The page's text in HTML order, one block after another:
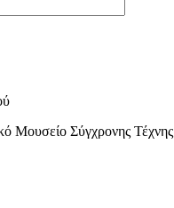
Μουσείο Σύγχρονης Τέχνης